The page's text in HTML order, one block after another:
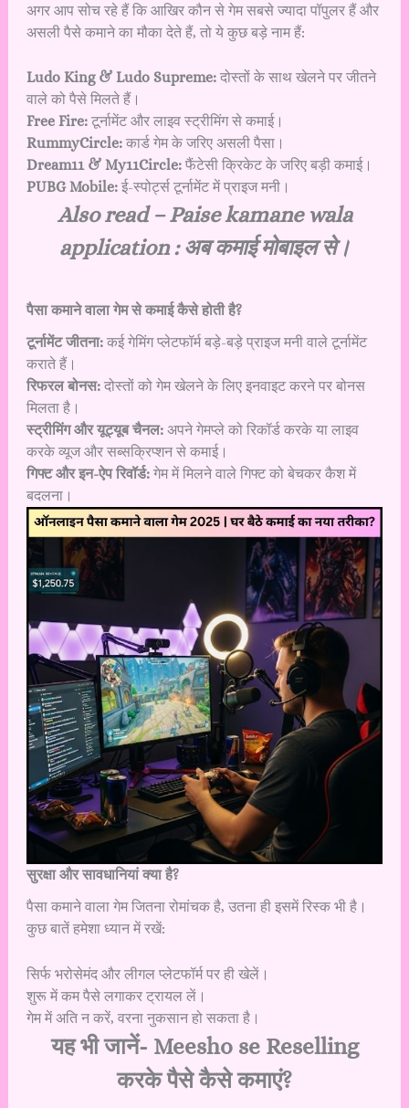
अगर आप सोच रहे हैं कि आखिर कौन से गेम सबसे ज्यादा पॉपुलर हैं और
असली पैसे कमाने का मौका देते हैं, तो ये कुछ बड़े नाम हैं:
Ludo King & Ludo Supreme:दोस्तों के साथ खेलने पर जीतने
वाले को पैसे मिलते हैं।
Free Fire:टूर्नामेंट और लाइव स्ट्रीमिंग से कमाई।
RummyCircle:कार्ड गेम के जरिए असली पैसा।
Dream11 & My11Circle:फैंटेसी क्रिकेट के जरिए बड़ी कमाई।
PUBG Mobile:ई-स्पोर्ट्स टूर्नामेंट में प्राइज मनी।
Also read –Paise kamane wala
application : अब कमाई मोबाइल से।
पैसा कमाने वाला गेम से कमाई कैसे होती है?
टूर्नामेंट जीतना:कई गेमिंग प्लेटफॉर्म बड़े-बड़े प्राइज मनी वाले टूर्नामेंट
कराते हैं।
रिफरल बोनस:दोस्तों को गेम खेलने के लिए इनवाइट करने पर बोनस
मिलता है।
स्ट्रीमिंग और यूट्यूब चैनल:अपने गेमप्ले को रिकॉर्ड करके या लाइव
करके व्यूज और सब्सक्रिप्शन से कमाई।
गिफ्ट और इन-ऐप रिवॉर्ड:गेम में मिलने वाले गिफ्ट को बेचकर कैश में
बदलना।
सुरक्षा और सावधानियां क्या है?
पैसा कमाने वाला गेम जितना रोमांचक है, उतना ही इसमें रिस्क भी है।
कुछ बातें हमेशा ध्यान में रखें:
सिर्फ भरोसेमंद और लीगल प्लेटफॉर्म पर ही खेलें।
शुरू में कम पैसे लगाकर ट्रायल लें।
गेम में अति न करें, वरना नुकसान हो सकता है।
यह भी जानें- Meesho se Reselling
करके पैसे कैसे कमाएं?